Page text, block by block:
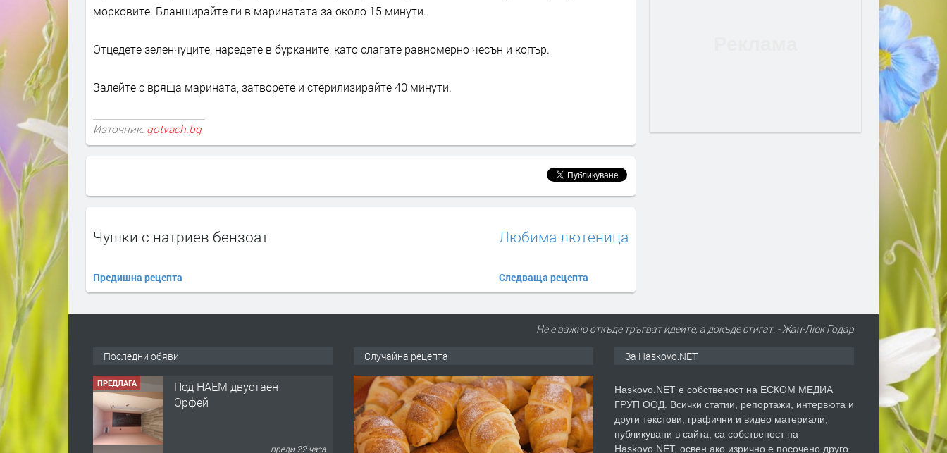
морковите. Бланширайте ги в маринатата за около 15 минути.
Отцедете зеленчуците, наредете в бурканите, като слагате равномерно чесън и копър.
Залейте с вряща марината, затворете и стерилизирайте 40 минути.
Източник: gotvach.bg
Чушки с натриев бензоат
Предишна рецепта
Любима лютеница
Следваща рецепта
Не е важно откъде тръгват идеите, а докъде стигат. - Жан-Люк Годар
Последни обяви
ПРЕДЛАГА
Под НАЕМ двустаен
Орфей
преди 22 часа
Случайна рецепта За Haskovo.NET
Haskovo.NET е собственост на ЕСКОМ МЕДИА
ГРУП ООД. Всички статии, репортажи, интервюта и
други текстови, графични и видео материали,
публикувани в сайта, са собственост на
Haskovo.NET, освен ако изрично е посочено друго.